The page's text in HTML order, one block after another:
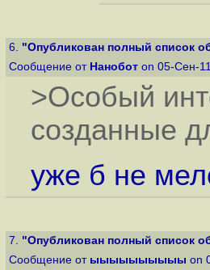
6. "Опубликован полный список
Сообщение от Нанобот on 05-Сен-
>Особый
созданные
уже б не
7. "Опубликован полный список
Сообщение от ыыыыыыыыыы on